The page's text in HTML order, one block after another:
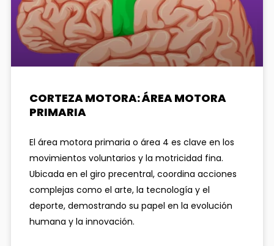
CORTEZA MOTORA: ÁREA MOTORA
PRIMARIA
El área motora primaria o área 4 es clave en los
movimientos voluntarios y la motricidad fina.
Ubicada en el giro precentral, coordina acciones
complejas como el arte, la tecnología y el
deporte, demostrando su papel en la evolución
humana y la innovación.